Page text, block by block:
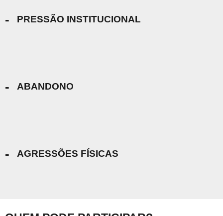
- PRESSÃO INSTITUCIONAL
- ABANDONO
- AGRESSÕES FÍSICAS